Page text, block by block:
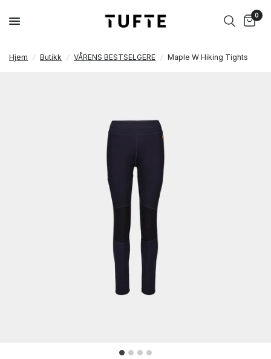
0
Hjem / Butikk / VÅRENS BESTSELGERE / Maple W Hiking Tights